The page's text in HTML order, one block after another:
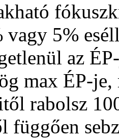
vagy 5%
az
max ÉP-
rabolsz
függően